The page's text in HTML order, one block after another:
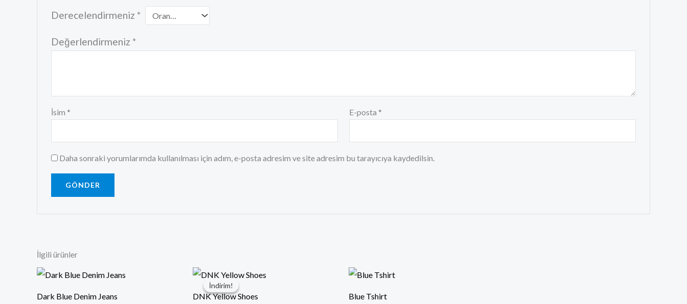
Derecelendirmeniz *
Değerlendirmeniz *
İsim * E-posta *
Daha sonraki yorumlarımda kullanılması için adım, e-posta adresim ve site adresim bu tarayıcıya kaydedilsin.
İlgili ürünler
Dark Blue Denim Jeans
İndirim!
İndirim!
DNK Yellow Shoes
Orijinal
fiyat:
$150.00.
Şu
andaki
$120.00.
Blue Tshirt